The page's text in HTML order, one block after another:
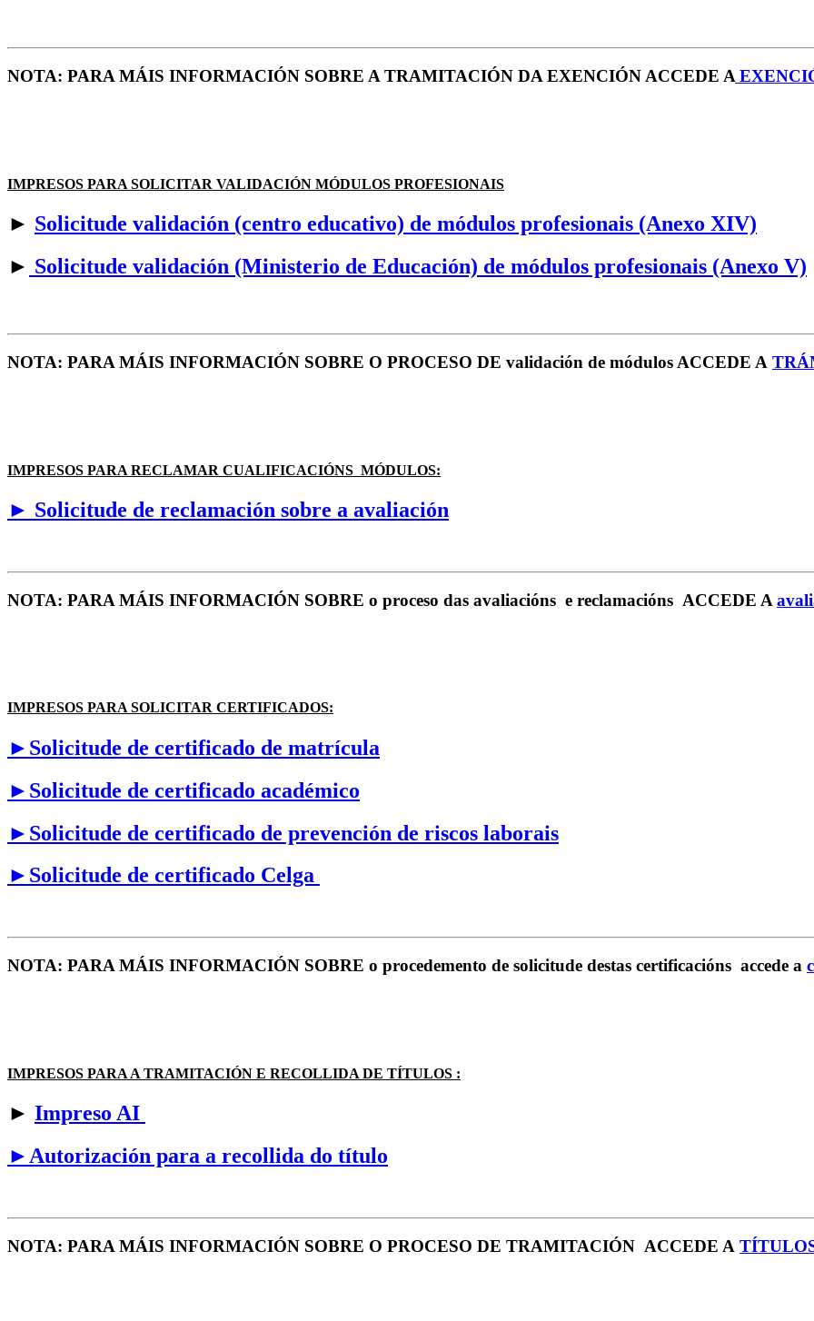
NOTA: PARA MÁIS INFORMACIÓN SOBRE A TRAMITACIÓN DA EXENCIÓN ACCEDE A
IMPRESOS PARA SOLICITAR VALIDACIÓN MÓDULOS PROFESIONAIS
► Solicitude validación (centro educativo) de módulos profesionais (Anexo XIV)
► Solicitude validación (Ministerio de Educación) de módulos profesionais (Anexo V)
NOTA: PARA MÁIS INFORMACIÓN SOBRE O PROCESO DE validación de módulos ACCEDE A
IMPRESOS PARA RECLAMAR CUALIFICACIÓNS MÓDULOS:
► Solicitude de reclamación sobre a avaliación
NOTA: PARA MÁIS INFORMACIÓN SOBRE o proceso das avaliacións e reclamacións ACCEDE A
IMPRESOS PARA SOLICITAR CERTIFICADOS:
►Solicitude de certificado de matrícula
►Solicitude de certificado académico
►Solicitude de certificado de prevención de riscos laborais
►Solicitude de certificado Celga
NOTA: PARA MÁIS INFORMACIÓN SOBRE o procedemento de solicitude destas certificacións accede a
IMPRESOS PARA A TRAMITACIÓN E RECOLLIDA DE TÍTULOS :
► Impreso AI
►Autorización para a recollida do título
NOTA: PARA MÁIS INFORMACIÓN SOBRE O PROCESO DE TRAMITACIÓN ACCEDE A